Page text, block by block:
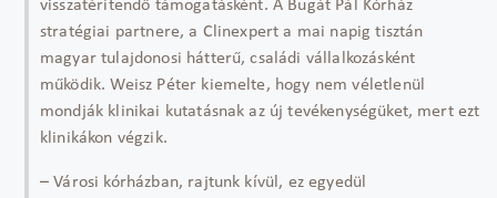
visszatérítendő támogatásként. A Bugát Pál Kórház
stratégiai partnere, a Clinexpert a mai napig tisztán
magyar tulajdonosi hátterű, családi vállalkozásként
működik. Weisz Péter kiemelte, hogy nem véletlenül
mondják klinikai kutatásnak az új tevékenységüket, mert ezt
klinikákon végzik.
– Városi kórházban, rajtunk kívül, ez egyedül